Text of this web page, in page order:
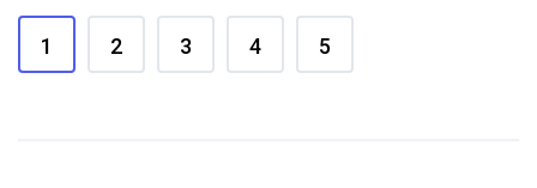
1 2 3 4 5